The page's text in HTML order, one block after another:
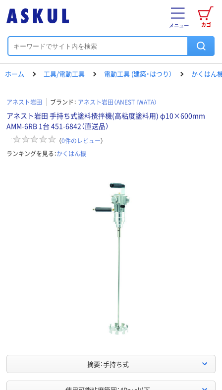
カゴ
メニュー
ホーム 工具/電動工具 電動工具 (建築・はつり） かくはん
アネスト岩田 ブランド： アネスト岩田（ANEST IWATA）
アネスト岩田 手持ち式塗料攪拌機(高粘度塗料用) φ10×600mm
AMM-6RB 1台 451-6842（直送品）
（0件のレビュー）
ランキングを見る：かくはん機
摘要：手持ち式